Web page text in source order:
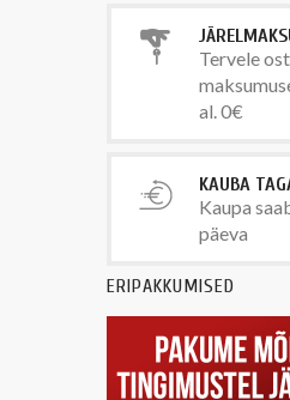
Tervele
al. 0€
KAUBA
Kaupa
päeva
ERIPAKKUMISED